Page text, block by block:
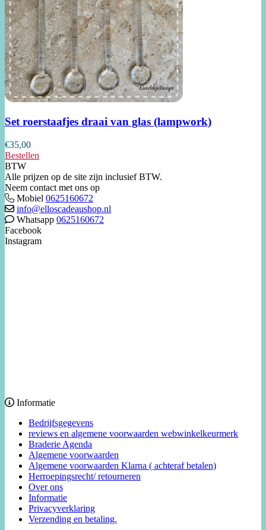
Set roerstaafjes draai van glas (lampwork)
€35,00
Bestellen
BTW
Alle prijzen op de site zijn inclusief BTW.
Neem contact met ons op
Mobiel 0625160672
info@elloscadeaushop.nl
Whatsapp 0625160672
Facebook
Instagram
Informatie
Bedrijfsgegevens
reviews en algemene voorwaarden webwinkelkeurmerk
Braderie Agenda
Algemene voorwaarden
Algemene voorwaarden Klarna ( achteraf betalen)
Herroepingsrecht/ retourneren
Over ons
Informatie
Privacyverklaring
Verzending en betaling.